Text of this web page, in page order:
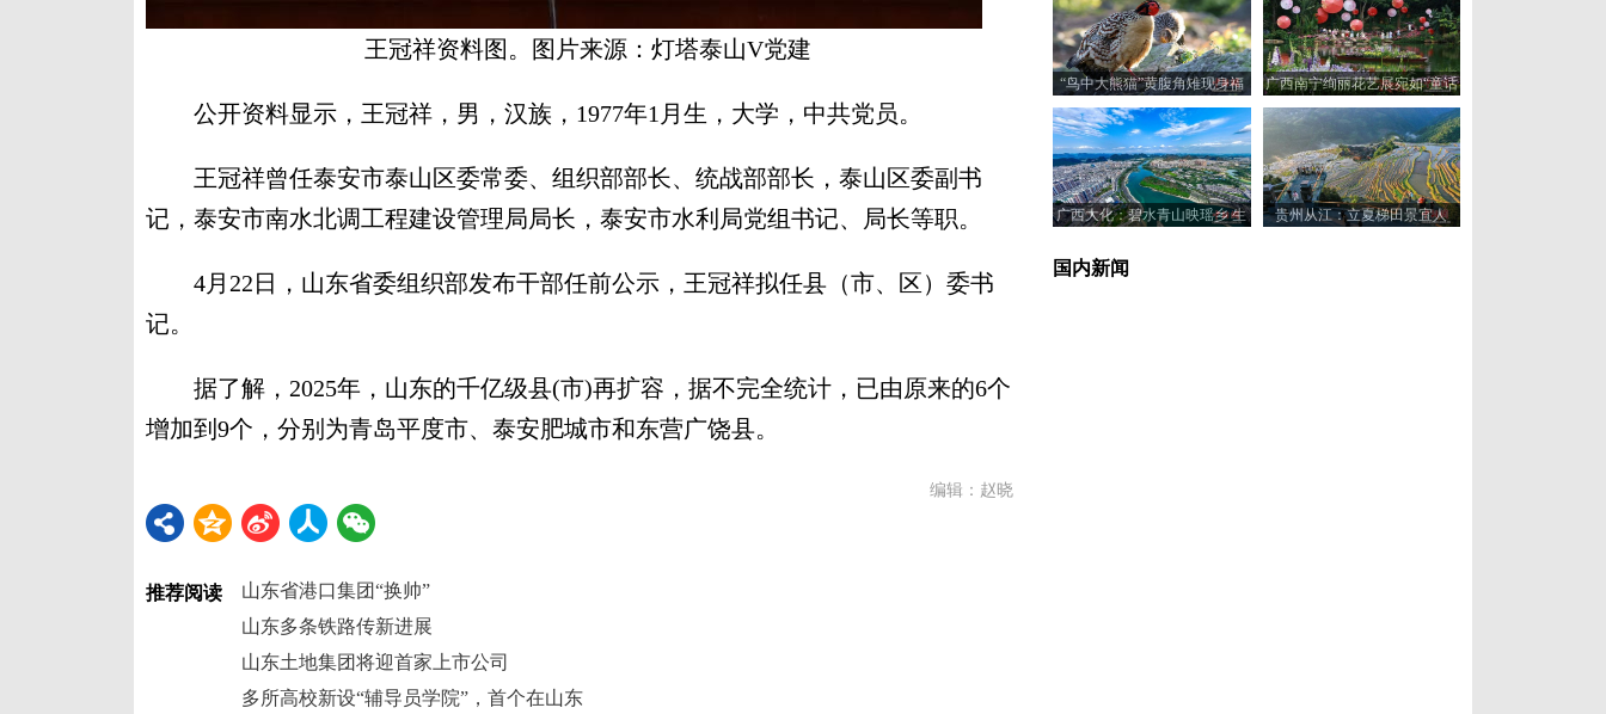
王冠祥资料图。图片来源：灯塔泰山V党建
公开资料显示，王冠祥，男，汉族，1977年1月生，大学，中共党员。
王冠祥曾任泰安市泰山区委常委、组织部部长、统战部部长，泰山区委副书
记，泰安市南水北调工程建设管理局局长，泰安市水利局党组书记、局长等职。
4月22日，山东省委组织部发布干部任前公示，王冠祥拟任县（市、区）委书
记。
据了解，2025年，山东的千亿级县(市)再扩容，据不完全统计，已由原来的6个
增加到9个，分别为青岛平度市、泰安肥城市和东营广饶县。
编辑：赵晓
推荐阅读
山东省港口集团“换帅”
山东多条铁路传新进展
山东土地集团将迎首家上市公司
多所高校新设“辅导员学院”，首个在山东
“鸟中大熊猫”黄腹角雉现身福
建建瓯
广西南宁绚丽花艺展宛如“童话
世界”
广西大化：碧水青山映瑶乡 生
贵州从江：立夏梯田景宜人
国内新闻